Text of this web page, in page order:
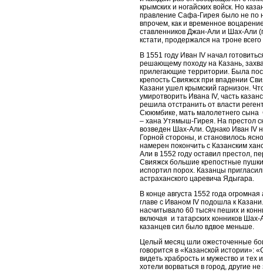
крымских и ногайских войск. Но
правление Сафа-Гирея было не по
впрочем, как и временное
ставленников Джан-Али и Шах-Али
кстати, продержался на троне
В 1551 году Иван IV начал
решающему походу на Казань,
прилегающие территории. Была
крепость Свияжск при впадении
Казани ушел крымский гарнизон.
умиротворить Ивана IV, часть
решила отстранить от власти
Сююмбике, мать малолетнего
– хана Утямыш-Гирея. На престол
возведен Шах-Али. Однако Иван IV
Горной стороны, и становилось
намерен покончить с Казанским
Али в 1552 году оставил престол,
Свияжск большие крепостные
испортил порох. Казанцы
астраханского царевича Ядыгара.
В конце августа 1552 года
главе с Иваном IV подошла к
насчитывало 60 тысяч пеших и
включая и татарских конников Шах-
казанцев сил было вдвое меньше.
Целый месяц шли ожесточенные
говорится в «Казанской истории»:
видеть храбрость и мужество и тех
хотели ворваться в город, другие